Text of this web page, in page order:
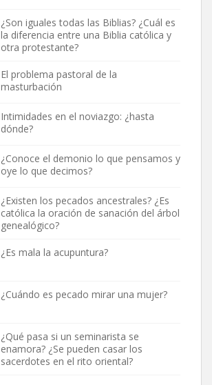
¿Son iguales todas las Biblias? ¿Cuál es
la diferencia entre una Biblia católica y
otra protestante?
El problema pastoral de la
masturbación
Intimidades en el noviazgo: ¿hasta
dónde?
¿Conoce el demonio lo que pensamos y
oye lo que decimos?
¿Existen los pecados ancestrales? ¿Es
católica la oración de sanación del árbol
genealógico?
¿Es mala la acupuntura?
¿Cuándo es pecado mirar una mujer?
¿Qué pasa si un seminarista se
enamora? ¿Se pueden casar los
sacerdotes en el rito oriental?